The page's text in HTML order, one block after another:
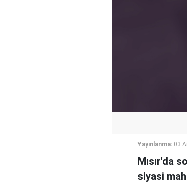
Yayınlanma: 03
Mısır'da
siyasi